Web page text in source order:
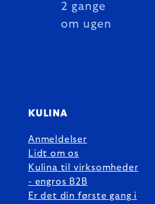
2 gange
om ugen
KULINA
Anmeldelser
Lidt om os
Kulina til virksomheder
- engros B2B
Er det din første gang i